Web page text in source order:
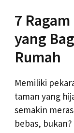
7
yang
Rumah
Memiliki
taman yang
semakin
bebas, bukan?